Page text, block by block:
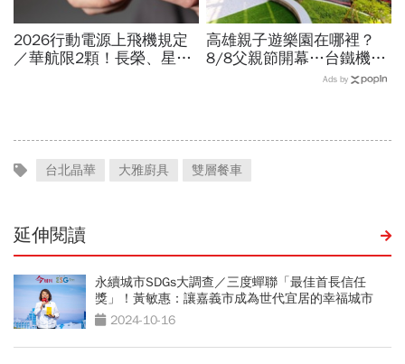
2026行動電源上飛機規定
／華航限2顆！長榮、星
高雄親子遊樂園在哪裡？
8/8父親節開幕…台鐵機廠
變身遊樂園，30項設施要
Ads by
台北晶華 大雅廚具 雙層餐車
延伸閱讀
永續城市SDGs大調查／三度蟬聯「最佳首長信任
獎」！黃敏惠：讓嘉義市成為世代宜居的幸福城市
2024-10-16